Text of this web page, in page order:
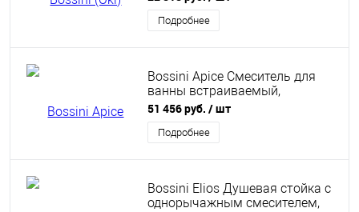
Z005303.073
Подробнее
Bossini Apice Смеситель для
ванны встраиваемый,
однорычажный, с ручным
душем Slim и шлангом 1500
мм., цвет: черный матовый
51 456 руб. / шт
Подробнее
Bossini Elios Душевая стойка с
однорычажным смесителем,